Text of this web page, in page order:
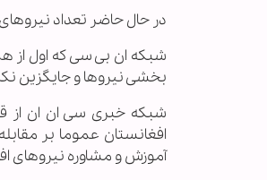
در حال حاضر تعداد نیروهای آمریکایی
شبکه ان بی سی که اول از
بخشی نیروها و جایگزین
شبکه خبری سی ان ان از
افغانستان عموما بر
آموزش و مشاوره نیروهای